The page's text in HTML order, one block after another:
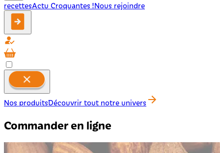
recettesActu Croquantes !Nous rejoindre
Nos produitsDécouvrir tout notre univers
Commander en ligne